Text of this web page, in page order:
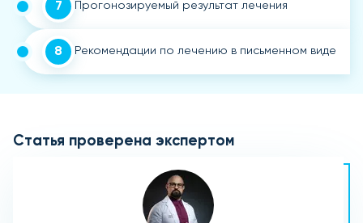
7 Прогонозируемый результат лечения
8 Рекомендации по лечению в письменном виде
Статья проверена экспертом